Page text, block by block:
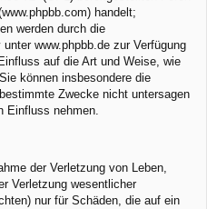
handelt;
werden durch die
www.phpbb.de zur Verfügung
auf die Art und Weise, wie
können insbesondere die
Zwecke nicht untersagen
Einfluss nehmen.
der Verletzung von Leben,
Verletzung wesentlicher
nur für Schäden, die auf ein